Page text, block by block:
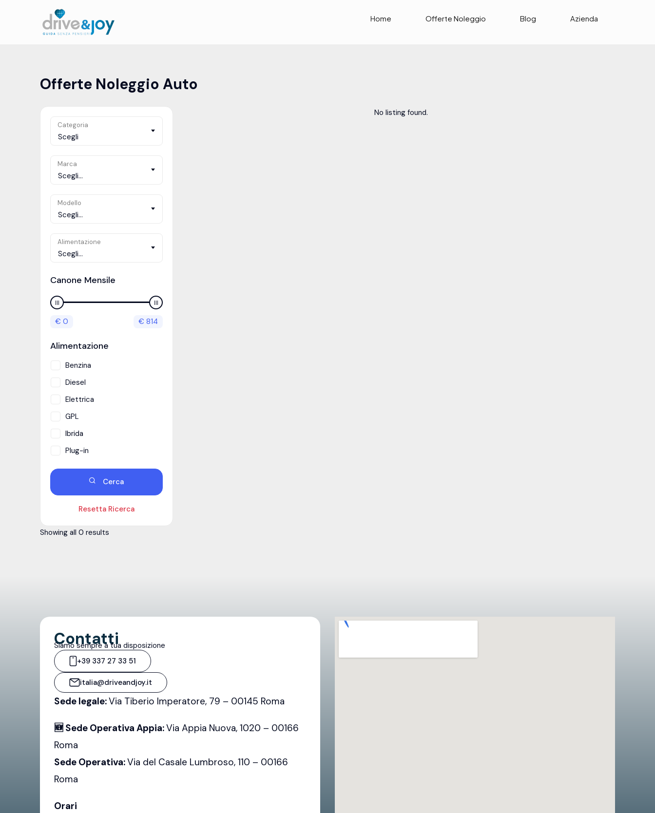
Home Offerte Noleggio Blog Azienda
Offerte Noleggio Auto
Categoria
Scegli
Marca
Scegli...
Modello
Scegli...
Alimentazione
Scegli...
Canone Mensile
€ 0 € 814
Alimentazione
Benzina
Diesel
Elettrica
GPL
Ibrida
Plug-in
Cerca
Resetta Ricerca
Showing all 0 results
No listing found.
Contatti
Siamo sempre a tua disposizione
+39 337 27 33 51
italia@driveandjoy.it
Sede legale:Via Tiberio Imperatore, 79 – 00145 Roma
🆕 Sede Operativa Appia:Via Appia Nuova, 1020 – 00166
Roma
Sede Operativa:Via del Casale Lumbroso, 110 – 00166
Roma
Orari